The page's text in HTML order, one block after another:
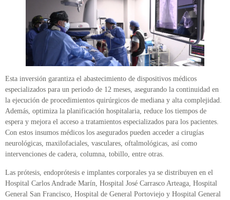
Esta inversión garantiza el abastecimiento de dispositivos médicos
especializados para un periodo de 12 meses, asegurando la continuidad en
la ejecución de procedimientos quirúrgicos de mediana y alta complejidad.
Además, optimiza la planificación hospitalaria, reduce los tiempos de
espera y mejora el acceso a tratamientos especializados para los pacientes.
Con estos insumos médicos los asegurados pueden acceder a cirugías
neurológicas, maxilofaciales, vasculares, oftalmológicas, así como
intervenciones de cadera, columna, tobillo, entre otras.
Las prótesis, endoprótesis e implantes corporales ya se distribuyen en el
Hospital Carlos Andrade Marín, Hospital José Carrasco Arteaga, Hospital
General San Francisco, Hospital de General Portoviejo y Hospital General